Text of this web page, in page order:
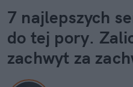
7 najlepszych
do tej pory.
zachwyt za